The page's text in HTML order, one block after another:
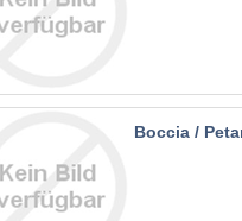
Boccia /